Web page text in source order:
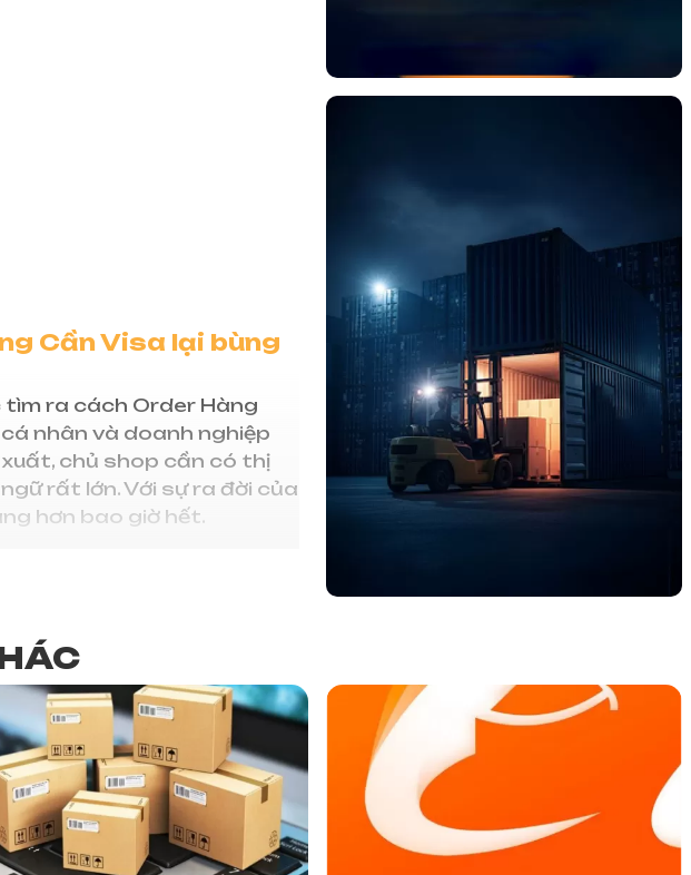
Cần Visa lại bùng
tìm ra cách Order Hàng
nhân và doanh nghiệp
chủ shop cần có thị
rất lớn. Với sự ra đời của
hơn bao giờ hết.
Visa an toàn
bạn cần nắm vững quy
Nếu là mua lẻ, Taobao là
gốc tận xưởng.
bằng hình ảnh hoặc từ